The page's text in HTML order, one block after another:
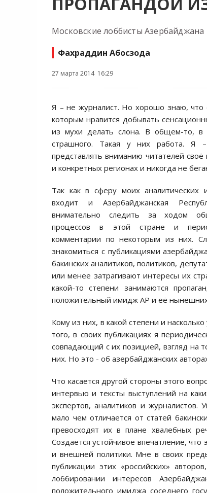
Московские лоббисты
Фахраддин Абосзода
27 марта 2014 16:29
Я – не журналист. Но хорошо знаю, что
которым нравится добывать
из мухи делать слона. В общем-то,
страшного. Такая у них работа. Я
представлять вниманию читателей
и конкретных регионах и никогда не
Так как в сферу моих аналитических
входит и Азербайджанская
внимательно следить за ходом
процессов в этой стране и
комментарии по некоторым из них.
знакомиться с публикациями
бакинских аналитиков, политиков,
или менее затрагивают интересы их
какой-то степени занимаются
положительный имидж АР и её нынешних
Кому из них, в какой степени и
того, в своих публикациях я
совпадающий с их позицией, взгляд на
них. Но это - об азербайджанских
Что касается другой стороны этого
интервью и тексты выступлений на
экспертов, аналитиков и
мало чем отличается от статей
превосходят их в плане хвалебных
Создаётся устойчивое впечатление,
и внешней политики. Мне в своих
публикации этих «российских»
лоббировании интересов
положительного имиджа соседнего